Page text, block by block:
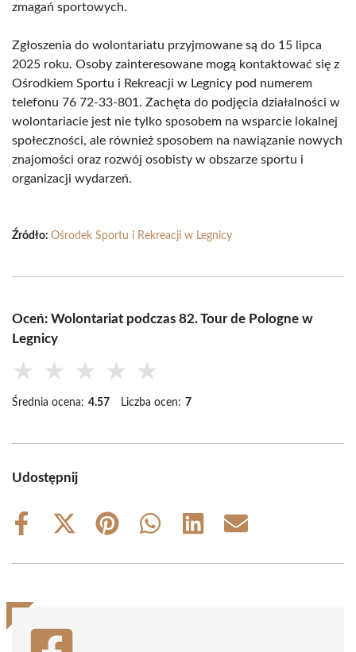
zmagań sportowych.
Zgłoszenia do wolontariatu przyjmowane są do 15 lipca
2025 roku. Osoby zainteresowane mogą kontaktować się z
Ośrodkiem Sportu i Rekreacji w Legnicy pod numerem
telefonu 76 72-33-801. Zachęta do podjęcia działalności w
wolontariacie jest nie tylko sposobem na wsparcie lokalnej
społeczności, ale również sposobem na nawiązanie nowych
znajomości oraz rozwój osobisty w obszarze sportu i
organizacji wydarzeń.
Źródło: Ośrodek Sportu i Rekreacji w Legnicy
Oceń: Wolontariat podczas 82. Tour de Pologne w
Legnicy
★ ★ ★ ★ ★
Średnia ocena: 4.57 Liczba ocen: 7
Udostępnij
Share
Share
(Twitter)
Share
Share
Share
Share